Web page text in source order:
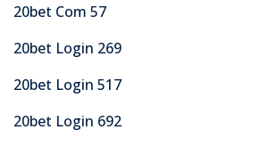
20bet Com 57
20bet Login 269
20bet Login 517
20bet Login 692